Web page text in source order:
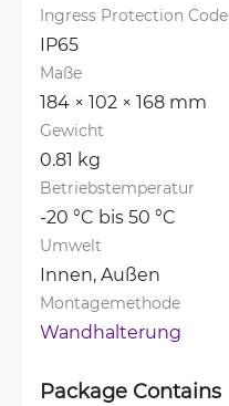
Ingress Protection Code
IP65
Maße
184 × 102 × 168 mm
Gewicht
0.81 kg
Betriebstemperatur
-20 °C bis 50 °C
Umwelt
Innen, Außen
Montagemethode
Wandhalterung
Package Contains